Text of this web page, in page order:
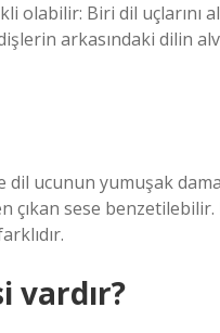
Biri dil uçlarını
arkasındaki dilin
dil ucunun yumuşak
sese benzetilebilir.
vardır?